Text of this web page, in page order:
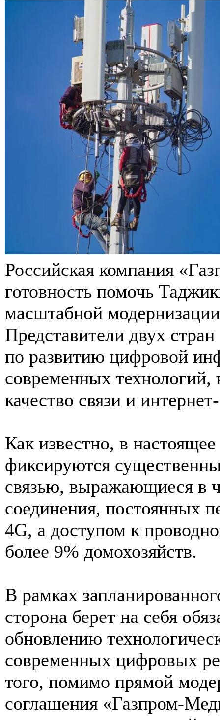
Российская компания
готовность помочь
масштабной
Представители двух
по развитию цифровой
современных
качество связи и
Как известно, в
фиксируются
связью, выражающиеся в
соединения, постоянных
4G, а доступом к
более 9% домохозяйств.
В рамках
сторона берет на себя
обновлению
современных цифровых
того, помимо прямой
соглашения «Газпром-